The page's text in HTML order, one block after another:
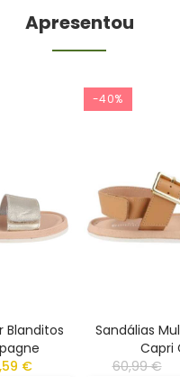
Apresentou
Blanditos
€
-40%
Sandálias
Capri
60,99 €